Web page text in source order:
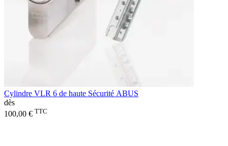
Cylindre VLR 6 de haute Sécurité ABUS
dès
100,00 € TTC